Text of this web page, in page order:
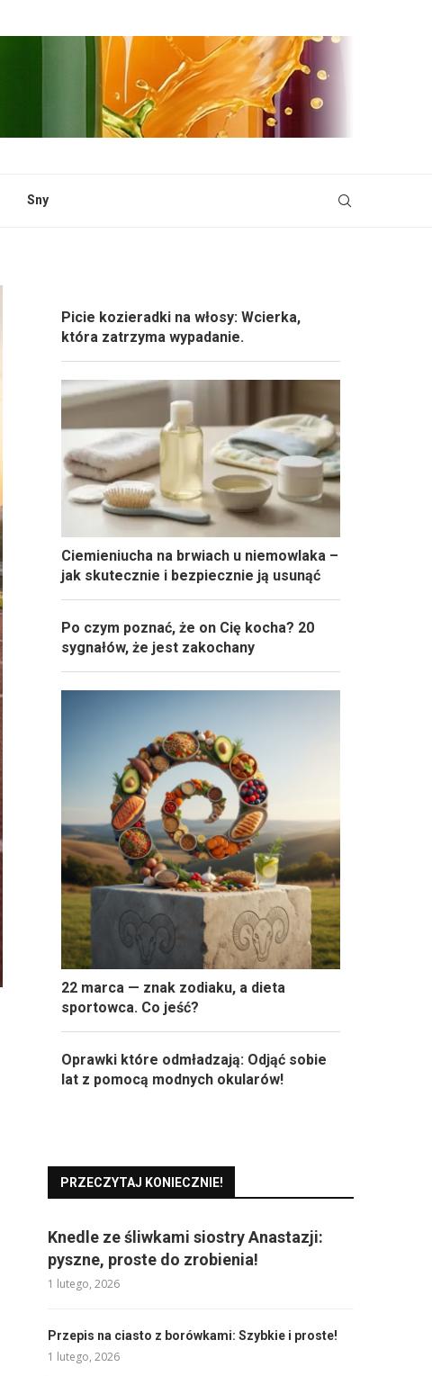
Sny
Picie kozieradki na włosy: Wcierka,
która zatrzyma wypadanie.
Ciemieniucha na brwiach u niemowlaka –
jak skutecznie i bezpiecznie ją usunąć
Po czym poznać, że on Cię kocha? 20
sygnałów, że jest zakochany
22 marca — znak zodiaku, a dieta
sportowca. Co jeść?
Oprawki które odmładzają: Odjąć sobie
lat z pomocą modnych okularów!
PRZECZYTAJ KONIECZNIE!
Knedle ze śliwkami siostry Anastazji:
pyszne, proste do zrobienia!
1 lutego, 2026
Przepis na ciasto z borówkami: Szybkie i proste!
1 lutego, 2026